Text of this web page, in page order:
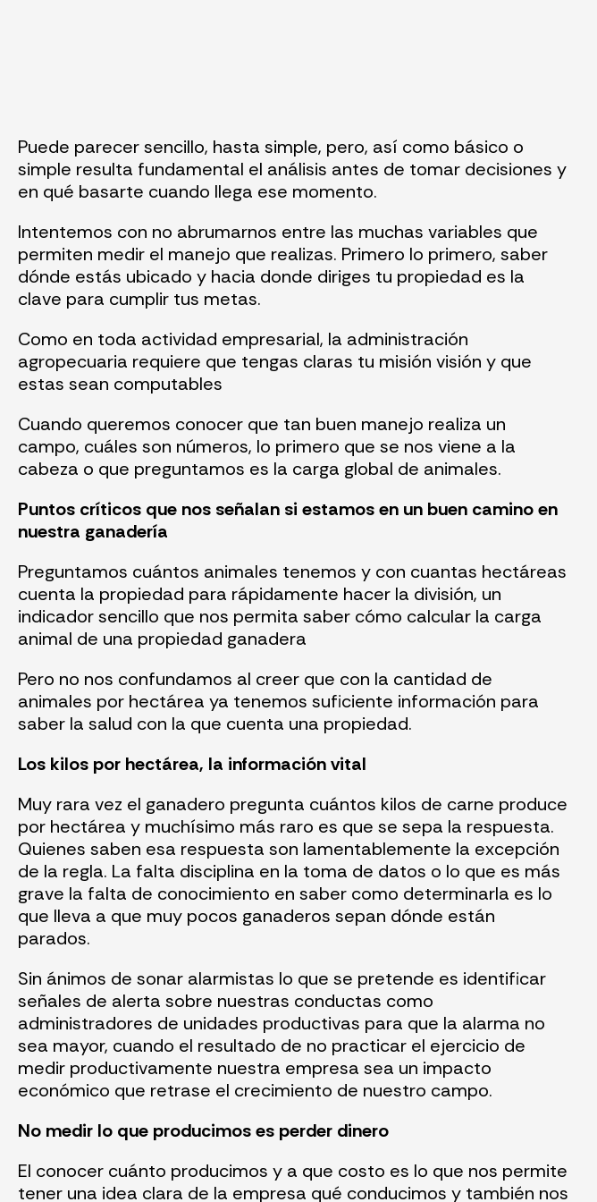
Puede parecer sencillo, hasta simple, pero, así como básico o
simple resulta fundamental el análisis antes de tomar decisiones y
en qué basarte cuando llega ese momento.
Intentemos con no abrumarnos entre las muchas variables que
permiten medir el manejo que realizas. Primero lo primero, saber
dónde estás ubicado y hacia donde diriges tu propiedad es la
clave para cumplir tus metas.
Como en toda actividad empresarial, la administración
agropecuaria requiere que tengas claras tu misión visión y que
estas sean computables
Cuando queremos conocer que tan buen manejo realiza un
campo, cuáles son números, lo primero que se nos viene a la
cabeza o que preguntamos es la carga global de animales.
Puntos críticos que nos señalan si estamos en un buen camino en
nuestra ganadería
Preguntamos cuántos animales tenemos y con cuantas hectáreas
cuenta la propiedad para rápidamente hacer la división, un
indicador sencillo que nos permita saber cómo calcular la carga
animal de una propiedad ganadera
Pero no nos confundamos al creer que con la cantidad de
animales por hectárea ya tenemos suficiente información para
saber la salud con la que cuenta una propiedad.
Los kilos por hectárea, la información vital
Muy rara vez el ganadero pregunta cuántos kilos de carne produce
por hectárea y muchísimo más raro es que se sepa la respuesta.
Quienes saben esa respuesta son lamentablemente la excepción
de la regla. La falta disciplina en la toma de datos o lo que es más
grave la falta de conocimiento en saber como determinarla es lo
que lleva a que muy pocos ganaderos sepan dónde están
parados.
Sin ánimos de sonar alarmistas lo que se pretende es identificar
señales de alerta sobre nuestras conductas como
administradores de unidades productivas para que la alarma no
sea mayor, cuando el resultado de no practicar el ejercicio de
medir productivamente nuestra empresa sea un impacto
económico que retrase el crecimiento de nuestro campo.
No medir lo que producimos es perder dinero
El conocer cuánto producimos y a que costo es lo que nos permite
tener una idea clara de la empresa qué conducimos y también nos